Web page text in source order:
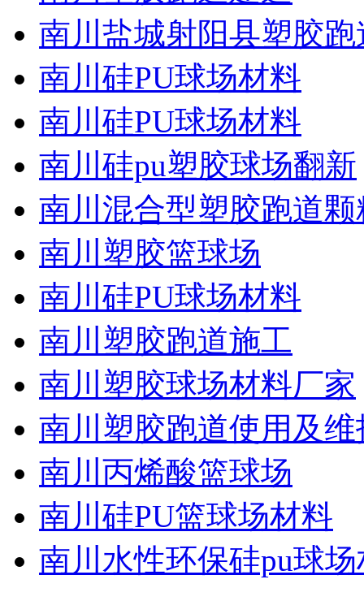
南川盐城射阳县塑胶跑
南川硅PU球场材料
南川硅PU球场材料
南川硅pu塑胶球场翻新
南川混合型塑胶跑道颗
南川塑胶篮球场
南川硅PU球场材料
南川塑胶跑道施工
南川塑胶球场材料厂家
南川塑胶跑道使用及维
南川丙烯酸篮球场
南川硅PU篮球场材料
南川水性环保硅pu球